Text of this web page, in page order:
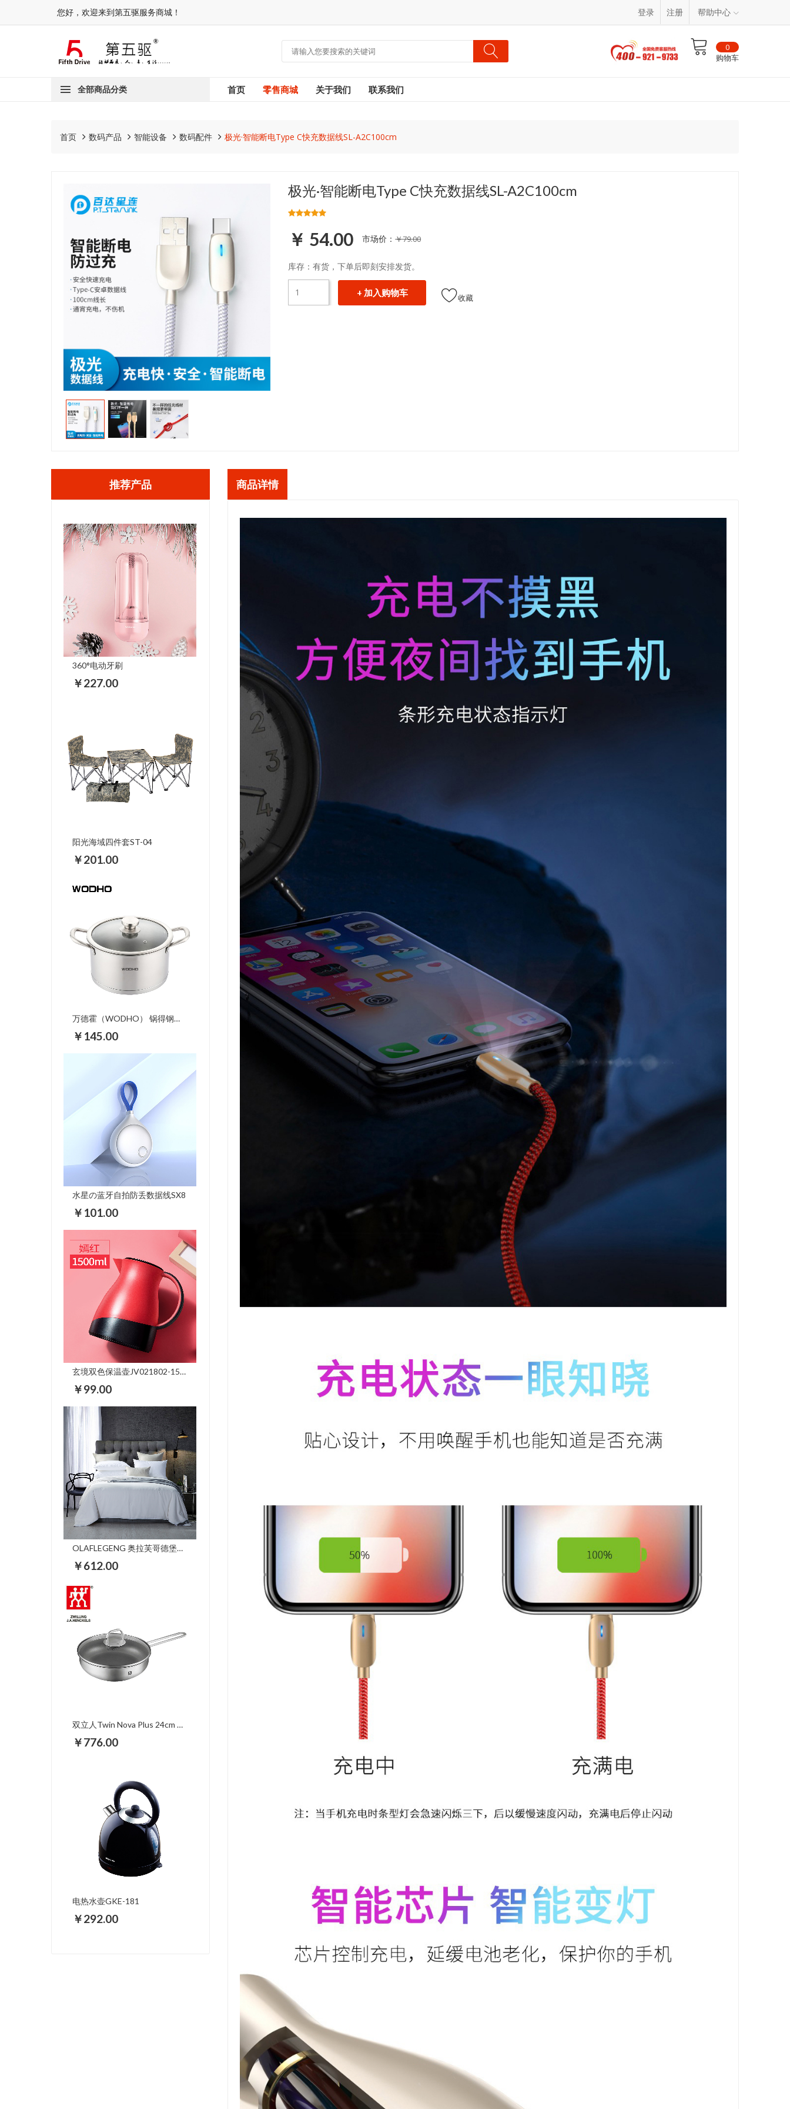
您好，欢迎来到第五驱服务商城！ 登录 注册 帮助中心
0
购物车
全部商品分类 首页 零售商城 关于我们 联系我们
首页 数码产品 智能设备 数码配件 极光·智能断电Type C快充数据线SL-A2C100cm
极光·智能断电Type C快充数据线SL-A2C100cm
￥ 54.00 市场价：￥79.00
库存：有货，下单后即刻安排发货。
+ 加入购物车 收藏
推荐产品
360°电动牙刷
￥227.00
阳光海域四件套ST-04
￥201.00
万德霍（WODHO） 锅得钢真钢汤锅 24cm复底
￥145.00
水星の蓝牙自拍防丢数据线SX8
￥101.00
玄境双色保温壶JV021802-1500
￥99.00
OLAFLEGENG 奥拉芙哥德堡雅致蚕丝被 OL-CS811
￥612.00
双立人Twin Nova Plus 24cm 涂层煎炒不粘锅 66420-240
￥776.00
电热水壶GKE-181
￥292.00
商品详情